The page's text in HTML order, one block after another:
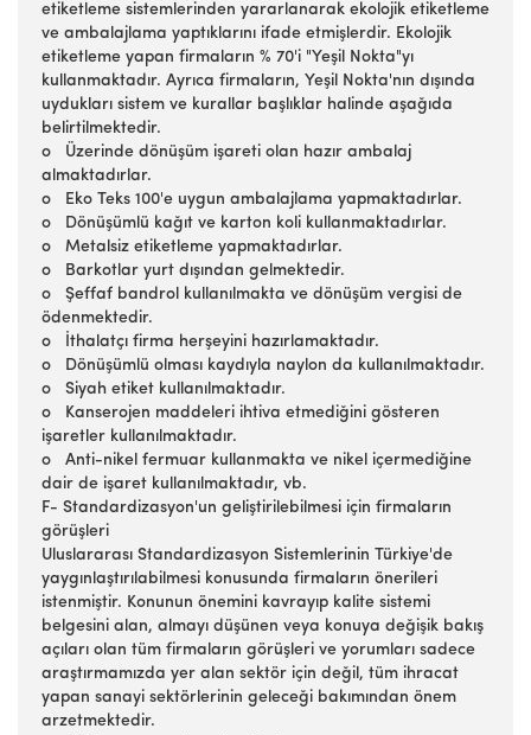
etiketleme sistemlerinden yararlanarak ekolojik etiketleme
ve ambalajlama yaptıklarını ifade etmişlerdir. Ekolojik
etiketleme yapan firmaların % 70'i "Yeşil Nokta"yı
kullanmaktadır. Ayrıca firmaların, Yeşil Nokta'nın dışında
uydukları sistem ve kurallar başlıklar halinde aşağıda
belirtilmektedir.
o Üzerinde dönüşüm işareti olan hazır ambalaj
almaktadırlar.
o Eko Teks 100'e uygun ambalajlama yapmaktadırlar.
o Dönüşümlü kağıt ve karton koli kullanmaktadırlar.
o Metalsiz etiketleme yapmaktadırlar.
o Barkotlar yurt dışından gelmektedir.
o Şeffaf bandrol kullanılmakta ve dönüşüm vergisi de
ödenmektedir.
o İthalatçı firma herşeyini hazırlamaktadır.
o Dönüşümlü olması kaydıyla naylon da kullanılmaktadır.
o Siyah etiket kullanılmaktadır.
o Kanserojen maddeleri ihtiva etmediğini gösteren
işaretler kullanılmaktadır.
o Anti-nikel fermuar kullanmakta ve nikel içermediğine
dair de işaret kullanılmaktadır, vb.
F- Standardizasyon'un geliştirilebilmesi için firmaların
görüşleri
Uluslararası Standardizasyon Sistemlerinin Türkiye'de
yaygınlaştırılabilmesi konusunda firmaların önerileri
istenmiştir. Konunun önemini kavrayıp kalite sistemi
belgesini alan, almayı düşünen veya konuya değişik bakış
açıları olan tüm firmaların görüşleri ve yorumları sadece
araştırmamızda yer alan sektör için değil, tüm ihracat
yapan sanayi sektörlerinin geleceği bakımından önem
arzetmektedir.